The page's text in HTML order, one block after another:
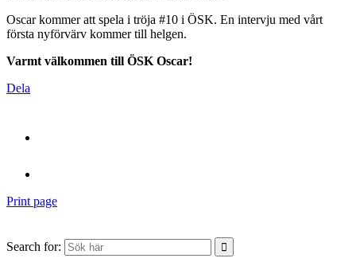
Oscar kommer att spela i tröja #10 i ÖSK. En intervju med vårt
första nyförvärv kommer till helgen.
Varmt välkommen till ÖSK Oscar!
Dela
Print page
Search for: